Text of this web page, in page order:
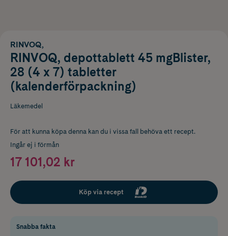
RINVOQ,
RINVOQ, depottablett 45 mgBlister,
28 (4 x 7) tabletter
(kalenderförpackning)
Läkemedel
För att kunna köpa denna kan du i vissa fall behöva ett recept.
Ingår ej i förmån
17 101,02 kr
Köp via recept
Snabba fakta